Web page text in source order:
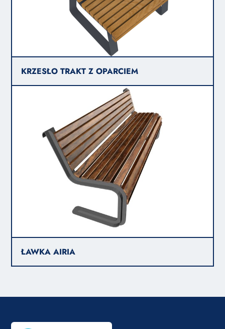
KRZESŁO TRAKT Z OPARCIEM
ŁAWKA AIRIA